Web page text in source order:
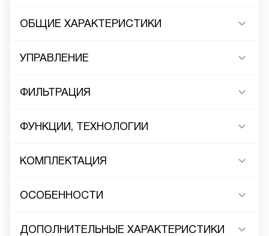
ОБЩИЕ ХАРАКТЕРИСТИКИ
УПРАВЛЕНИЕ
ФИЛЬТРАЦИЯ
ФУНКЦИИ, ТЕХНОЛОГИИ
КОМПЛЕКТАЦИЯ
ОСОБЕННОСТИ
ДОПОЛНИТЕЛЬНЫЕ ХАРАКТЕРИСТИКИ